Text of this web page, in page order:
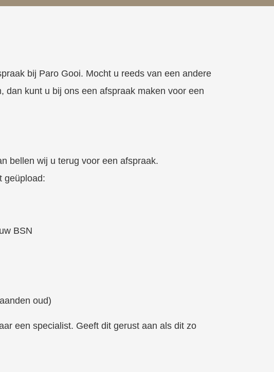
bij Paro Gooi. Mocht u reeds van een andere
kunt u bij ons een afspraak maken voor een
bellen wij u terug voor een afspraak.
geüpload:
BSN
oud)
een specialist. Geeft dit gerust aan als dit zo